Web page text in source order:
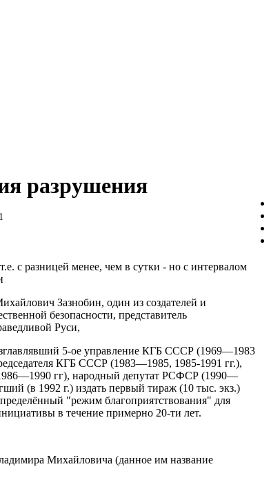
разрушения
1
с разницей менее, чем в сутки - но с интервалом
Зазнобин, один из создателей и
безопасности, представитель
Руси,
5-ое управление КГБ СССР (1969—1983
КГБ СССР (1983—1985, 1985-1991 гг.),
гг), народный депутат РСФСР (1990—
(в 1992 г.) издать первый тираж (10 тыс. экз.)
"режим благоприятствования" для
в течение примерно 20-ти лет.
Михайловича (данное им название